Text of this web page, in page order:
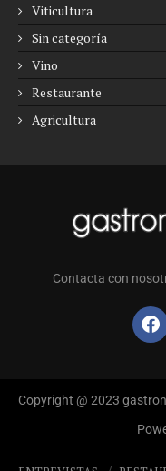
Viticultura
Sin categoría
Vino
Restaurante
Agricultura
Contacta con
Copyright @ 2023